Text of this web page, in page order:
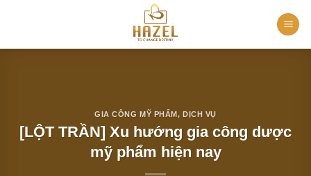
GIA CÔNG MỸ PHẨM,DỊCH VỤ
[LỘT TRẦN] Xu hướng gia công dược
mỹ phẩm hiện nay